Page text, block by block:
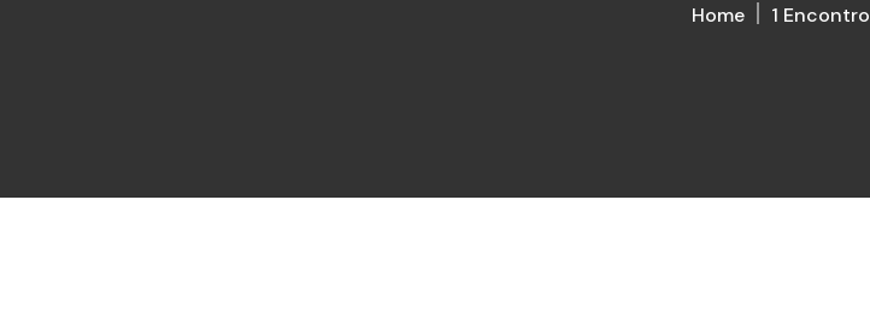
Home 1 Encontro